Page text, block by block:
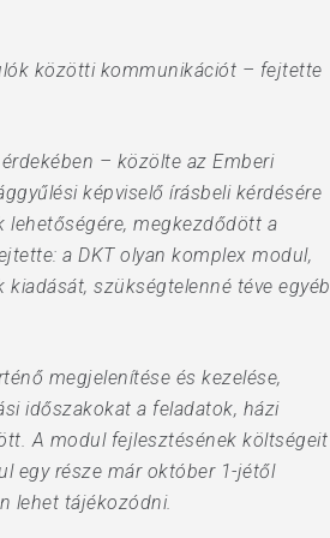
közötti kommunikációt – fejtette
– közölte az Emberi
képviselő írásbeli kérdésére
lehetőségére, megkezdődött a
a DKT olyan komplex modul,
szükségtelenné téve egyéb
megjelenítése és kezelése,
időszakokat a feladatok, házi
A modul fejlesztésének költségeit
egy része már október 1-jétől
lehet tájékozódni.